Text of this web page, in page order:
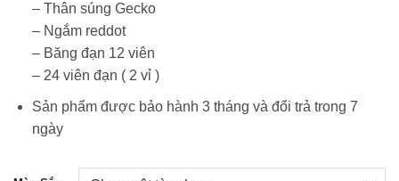
– Thân súng Gecko
– Ngắm reddot
– Băng đạn 12 viên
– 24 viên đạn ( 2 vỉ )
Sản phẩm được bảo hành 3 tháng và đổi trả trong 7
ngày